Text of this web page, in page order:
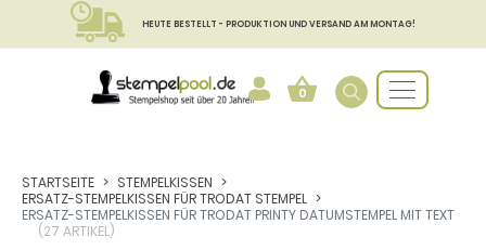
HEUTE BESTELLT - PRODUKTION UND VERSAND AM MONTAG!
0
STARTSEITE
STEMPELKISSEN
ERSATZ-STEMPELKISSEN FÜR TRODAT STEMPEL
ERSATZ-STEMPELKISSEN FÜR TRODAT PRINTY DATUMSTEMPEL MIT TEXT
(27 ARTIKEL)